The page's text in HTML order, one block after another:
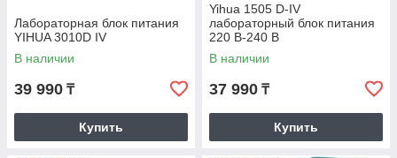
Лабораторная блок питания
YIHUA 3010D IV
В наличии
39 990 ₸
Купить
Yihua 1505 D-IV
лабораторный блок питания
220 В-240 В
В наличии
37 990 ₸
Купить